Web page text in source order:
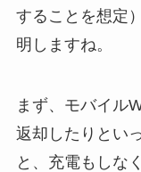
することを想定
明しますね。
まず、モバイル
返却したりとい
と、充電もしな